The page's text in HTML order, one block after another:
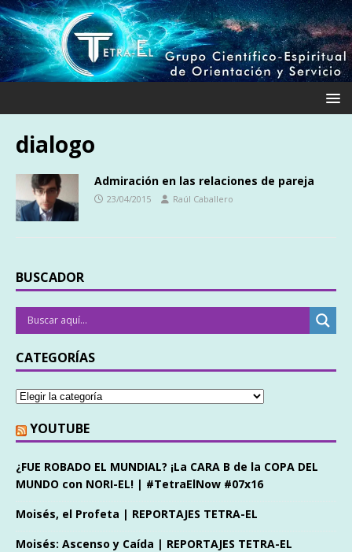
dialogo
Admiración en las relaciones de pareja
23/04/2015 Raúl Caballero
BUSCADOR
CATEGORÍAS
YOUTUBE
¿FUE ROBADO EL MUNDIAL? ¡La CARA B de la COPA DEL
MUNDO con NORI-EL! | #TetraElNow #07x16
Moisés, el Profeta | REPORTAJES TETRA-EL
Moisés: Ascenso y Caída | REPORTAJES TETRA-EL